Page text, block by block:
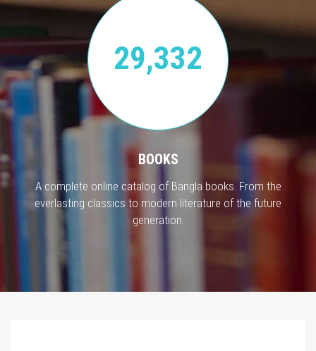
29,332
BOOKS
A complete online catalog of Bangla books. From the
everlasting classics to modern literature of the future
generation.